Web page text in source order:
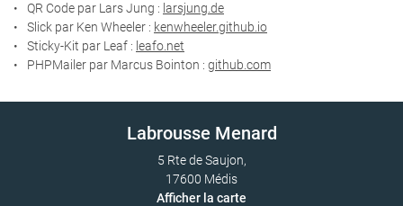
QR Code par Lars Jung : larsjung.de
Slick par Ken Wheeler : kenwheeler.github.io
Sticky-Kit par Leaf : leafo.net
PHPMailer par Marcus Bointon : github.com
Labrousse Menard
5 Rte de Saujon,
17600 Médis
Afficher la carte